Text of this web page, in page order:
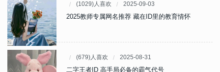
(1029)人喜欢 2025-09-03
2025教师专属网名推荐 藏在ID里的教育情怀
(679)人喜欢 2025-08-31
二字王者ID 高手局必备的霸气代号